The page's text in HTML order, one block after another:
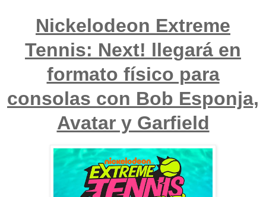
Nickelodeon Extreme
Tennis: Next! llegará en
formato físico para
consolas con Bob Esponja,
Avatar y Garfield